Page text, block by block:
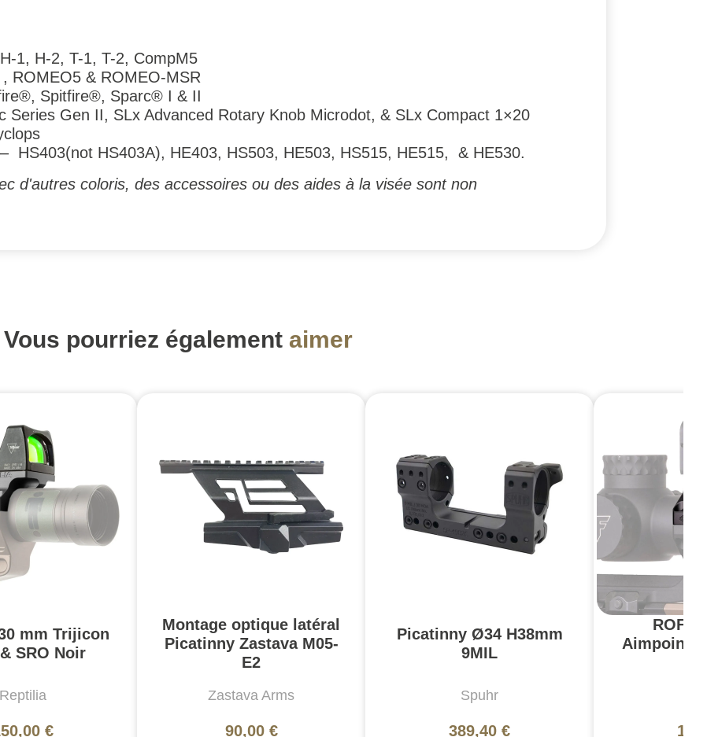
1, H-2, T-1, T-2, CompM5
ROMEO5 & ROMEO-MSR
Spitfire®, Sparc® I & II
Series Gen II, SLx Advanced Rotary Knob Microdot, & SLx Compact 1×20
HS403(not HS403A), HE403, HS503, HE503, HS515, HE515, & HE530.
d'autres coloris, des accessoires ou des aides à la visée sont non
Vous pourriez également aimer
mm Trijicon
SRO Noir
Reptilia
€
Montage optique latéral
Picatinny Zastava M05-
E2
Zastava Arms
90,00 €
Picatinny Ø34 H38mm
9MIL
Spuhr
389,40 €
ROF-
Aimpoint